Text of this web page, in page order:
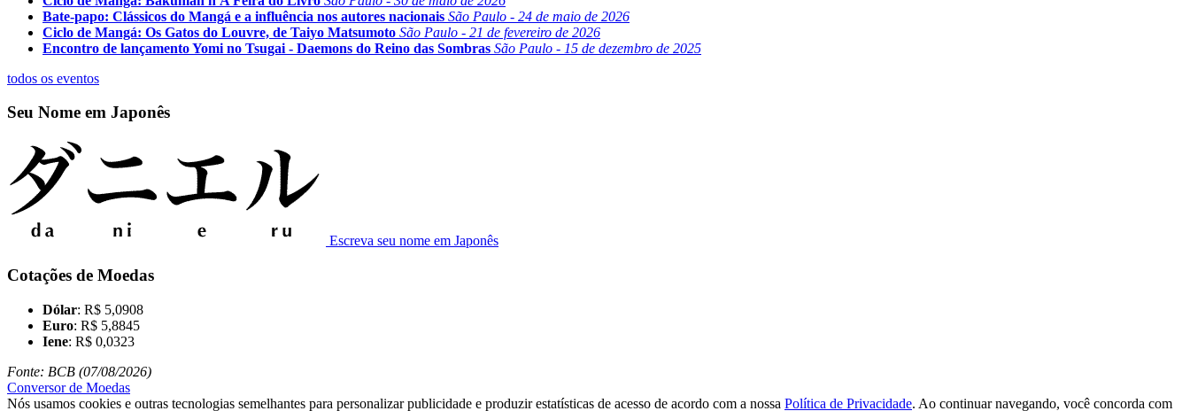
Bate-papo: Clássicos do Mangá e a influência nos autores nacionais São Paulo - 24 de maio de 2026
Ciclo de Mangá: Os Gatos do Louvre, de Taiyo Matsumoto São Paulo - 21 de fevereiro de 2026
Encontro de lançamento Yomi no Tsugai - Daemons do Reino das Sombras São Paulo - 15 de dezembro de 2025
todos os eventos
Seu Nome em Japonês
Escreva seu nome em Japonês
Cotações de Moedas
Dólar: R$ 5,0908
Euro: R$ 5,8845
Iene: R$ 0,0323
Fonte: BCB (07/08/2026)
Conversor de Moedas
Nós usamos cookies e outras tecnologias semelhantes para personalizar publicidade e produzir estatísticas de acesso de acordo com a nossa Política de Privacidade. Ao continuar navegando, você concorda com